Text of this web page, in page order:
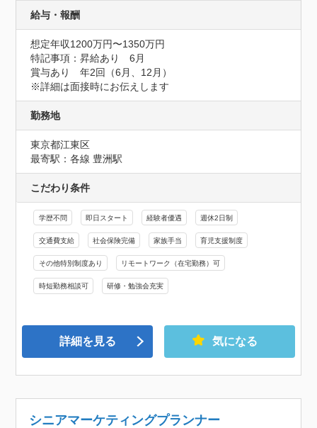
給与・報酬
想定年収1200万円〜1350万円
特記事項：昇給あり　6月
賞与あり　年2回（6月、12月）
※詳細は面接時にお伝えします
勤務地
東京都江東区
最寄駅：各線 豊洲駅
こだわり条件
学歴不問 即日スタート 経験者優遇 週休2日制
交通費支給 社会保険完備 家族手当 育児支援制度
その他特別制度あり リモートワーク（在宅勤務）可
時短勤務相談可 研修・勉強会充実
詳細を見る 気になる
シニアマーケティングプランナー